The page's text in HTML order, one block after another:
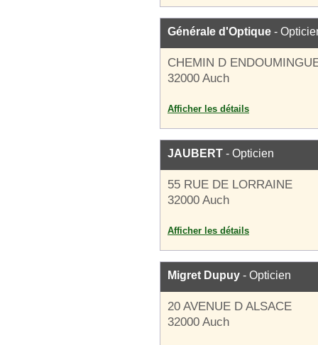
Générale d'Optique -
CHEMIN D
32000 Auch
Afficher les détails
JAUBERT - Opticien
55 RUE DE LORRAINE
32000 Auch
Afficher les détails
Migret Dupuy - Opticien
20 AVENUE D ALSACE
32000 Auch